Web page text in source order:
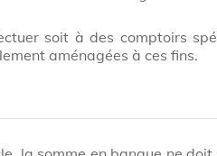
soit à des comptoirs
aménagées à ces fins.